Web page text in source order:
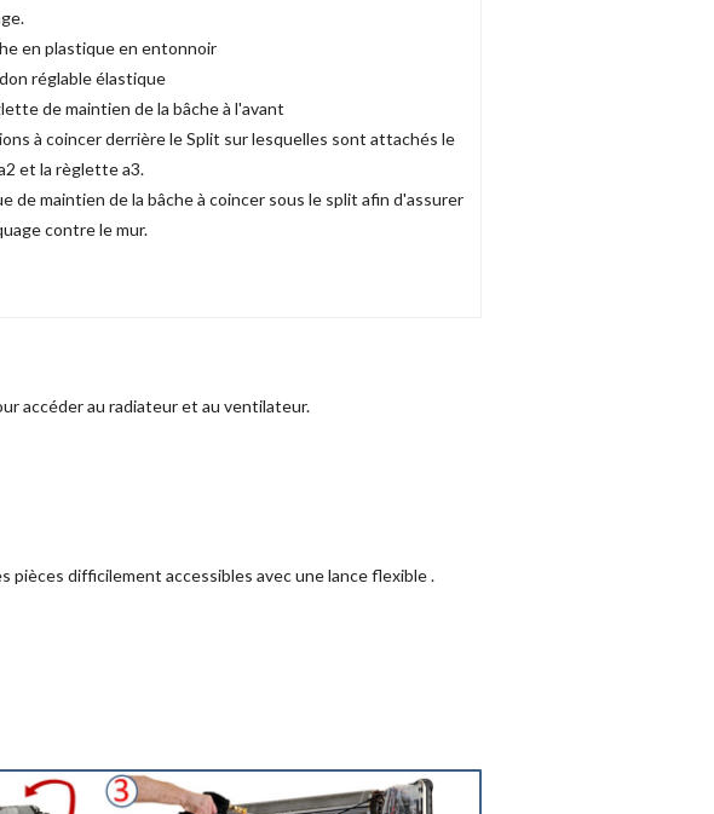
en plastique en entonnoir
réglable élastique
de maintien de la bâche à l'avant
à coincer derrière le Split sur lesquelles sont attachés le
et la règlette a3.
de maintien de la bâche à coincer sous le split afin d'assurer
contre le mur.
accéder au radiateur et au ventilateur.
difficilement accessibles avec une lance flexible .